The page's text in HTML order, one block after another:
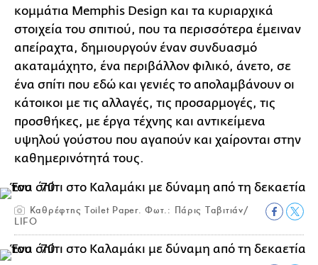
κομμάτια Memphis Design και τα κυριαρχικά
στοιχεία του σπιτιού, που τα περισσότερα έμειναν
απείραχτα, δημιουργούν έναν συνδυασμό
ακαταμάχητο, ένα περιβάλλον φιλικό, άνετο, σε
ένα σπίτι που εδώ και γενιές το απολαμβάνουν οι
κάτοικοι με τις αλλαγές, τις προσαρμογές, τις
προσθήκες, με έργα τέχνης και αντικείμενα
υψηλού γούστου που αγαπούν και χαίρονται στην
καθημερινότητά τους.
Καθρέφτης Toilet Paper. Φωτ.: Πάρις Ταβιτιάν/
LIFO